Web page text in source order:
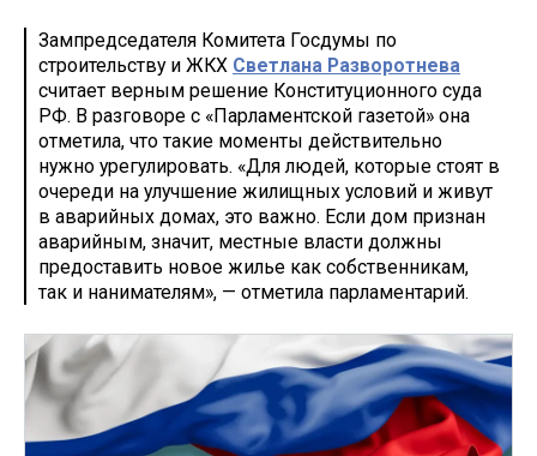
Зампредседателя Комитета Госдумы по
строительству и ЖКХ Светлана Разворотнева
считает верным решение Конституционного суда
РФ. В разговоре с «Парламентской газетой» она
отметила, что такие моменты действительно
нужно урегулировать. «Для людей, которые стоят в
очереди на улучшение жилищных условий и живут
в аварийных домах, это важно. Если дом признан
аварийным, значит, местные власти должны
предоставить новое жилье как собственникам,
так и нанимателям», — отметила парламентарий.